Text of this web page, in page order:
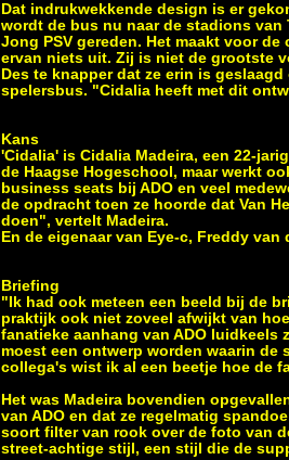
Dat indrukwekkende design is er
wordt de bus nu naar de stadions van
Jong PSV gereden. Het maakt voor de
ervan niets uit. Zij is niet de grootste
Des te knapper dat ze erin is
spelersbus. "Cidalia heeft met dit
Kans
'Cidalia' is Cidalia Madeira, een 22-
de Haagse Hogeschool, maar werkt
business seats bij ADO en veel
de opdracht toen ze hoorde dat Van
doen", vertelt Madeira.
En de eigenaar van Eye-c, Freddy
Briefing
"Ik had ook meteen een beeld bij de
praktijk ook niet zoveel afwijkt van
fanatieke aanhang van ADO
moest een ontwerp worden waarin de
collega's wist ik al een beetje hoe de
Het was Madeira bovendien
van ADO en dat ze regelmatig
soort filter van rook over de foto van
street-achtige stijl, een stijl die de